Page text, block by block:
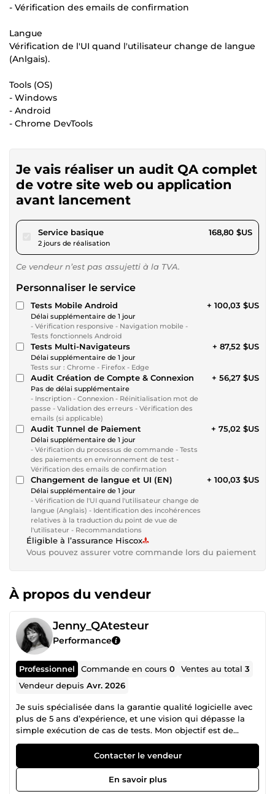
- Vérification des emails de confirmation
Langue
Vérification de l'UI quand l'utilisateur change de langue
(Anlgais).
Tools (OS)
- Windows
- Android
- Chrome DevTools
Je vais réaliser un audit QA complet
de votre site web ou application
avant lancement
Service basiquepour 155,57 $US
2 jours de réalisation
168,80 $US
Ce vendeur n’est pas assujetti à la TVA.
Personnaliser le service
Tests Mobile Android
Délai supplémentaire de 1 jour
- Vérification responsive - Navigation mobile -
Tests fonctionnels Android
+ 100,03 $US
Tests Multi-Navigateurs
Délai supplémentaire de 1 jour
Tests sur : Chrome - Firefox - Edge
+ 87,52 $US
Audit Création de Compte & Connexion
Pas de délai supplémentaire
- Inscription - Connexion - Réinitialisation mot de
passe - Validation des erreurs - Vérification des
emails (si applicable)
+ 56,27 $US
Audit Tunnel de Paiement
Délai supplémentaire de 1 jour
- Vérification du processus de commande - Tests
des paiements en environnement de test -
Vérification des emails de confirmation
+ 75,02 $US
Changement de langue et UI (EN)
Délai supplémentaire de 1 jour
- Vérification de l'UI quand l'utilisateur change de
langue (Anglais) - Identification des incohérences
relatives à la traduction du point de vue de
l'utilisateur - Recommandations
+ 100,03 $US
Éligible à l’assurance Hiscox
Vous pouvez assurer votre commande lors du paiement
À propos du vendeur
Jenny_QAtesteur
Performance
Professionnel Commande en cours0 Ventes au total3
Vendeur depuisAvr. 2026
Je suis spécialisée dans la garantie qualité logicielle avec
plus de 5 ans d’expérience, et une vision qui dépasse la
simple exécution de cas de tests. Mon objectif est de
transformer les projets digitaux en expériences fiables,
fluides et engageantes pour les utilisateurs finaux, tout en
aidant les équipes à livrer plus vite et plus sereinement.
Résultat: des produits qui sortent avec moins de bugs
critiques, une meilleure expérience utilisateur et des
Contacter le vendeur
En savoir plus